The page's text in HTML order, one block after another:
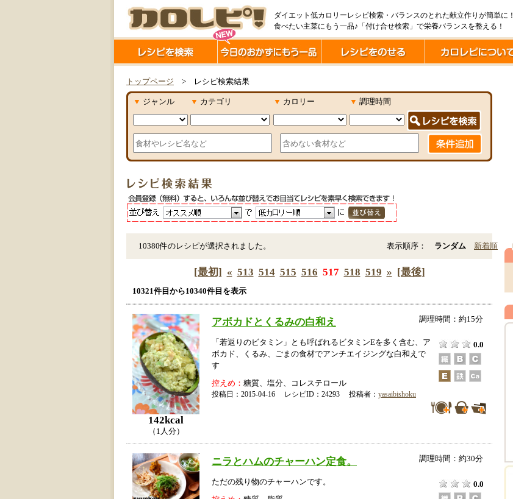
ダイエット低カロリーレシピ検索・バランスのとれた献立作りが簡単に！
食べたい主菜にもう一品♪「付け合せ検索」で栄養バランスを整える！
トップページ > レシピ検索結果
▼ ジャンル ▼ カテゴリ ▼ カロリー ▼ 調理時間
10380件のレシピが選択されました。 表示順序： ランダム 新着順
[最初] « 513 514 515 516 517 518 519 » [最後]
10321件目から10340件目を表示
142kcal
（1人分）
アボカドとくるみの白和え 調理時間：約15分
「若返りのビタミン」とも呼ばれるビタミンEを多く含む、ア
ボカド、くるみ、ごまの食材でアンチエイジングな白和えで
す
0.0
控えめ： 糖質、塩分、コレステロール
投稿日：2015-04-16 レシピID：24293 投稿者： yasaibishoku
ニラとハムのチャーハン定食。 調理時間：約30分
ただの残り物のチャーハンです。
0.0